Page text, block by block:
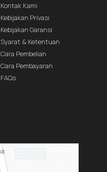
Kontak Kami
Kebijakan Privasi
Kebijakan Garansi
Syarat & Ketentuan
Cara Pembelian
Cara Pembayaran
FAQs